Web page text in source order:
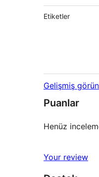
Etiketler
Gelişmiş
Puanlar
Henüz
Your review